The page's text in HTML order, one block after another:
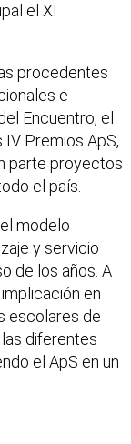
el XI
procedentes
e
Encuentro, el
Premios ApS,
parte proyectos
el país.
modelo
y servicio
de los años. A
en
escolares de
diferentes
el ApS en un